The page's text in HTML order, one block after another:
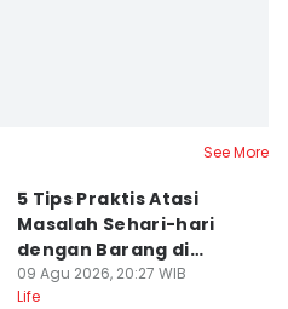
See More
5 Tips Praktis Atasi
Masalah Sehari-hari
dengan Barang di
Rumah
09 Agu 2026, 20:27 WIB
Life